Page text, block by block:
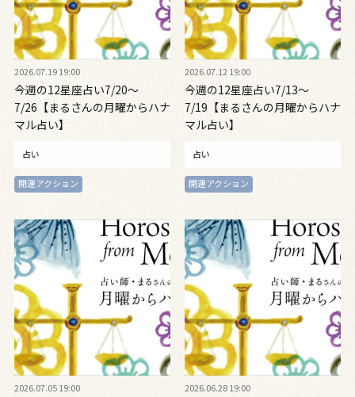
2026.07.19 19:00
今週の12星座占い7/20～
7/26【まるさんの月曜からハナ
マル占い】
占い
開運アクション
2026.07.12 19:00
今週の12星座占い7/13～
7/19【まるさんの月曜からハナ
マル占い】
占い
開運アクション
2026.07.05 19:00 2026.06.28 19:00